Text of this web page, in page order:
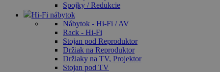
Spojky / Redukcie
Hi-Fi nábytok
Nábytok - Hi-Fi / AV
Rack - Hi-Fi
Stojan pod Reproduktor
Držiak na Reproduktor
Držiaky na TV, Projektor
Stojan pod TV